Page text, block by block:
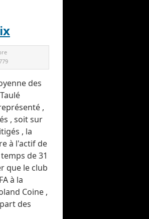
des
,
, soit sur
, la
à l'actif de
de 31
que le club
à la
Coine ,
des